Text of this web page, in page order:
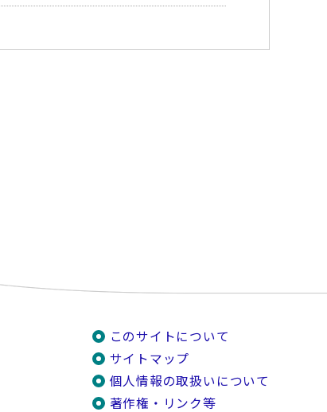
このサイトについて
サイトマップ
個人情報の取扱いについて
著作権・リンク等